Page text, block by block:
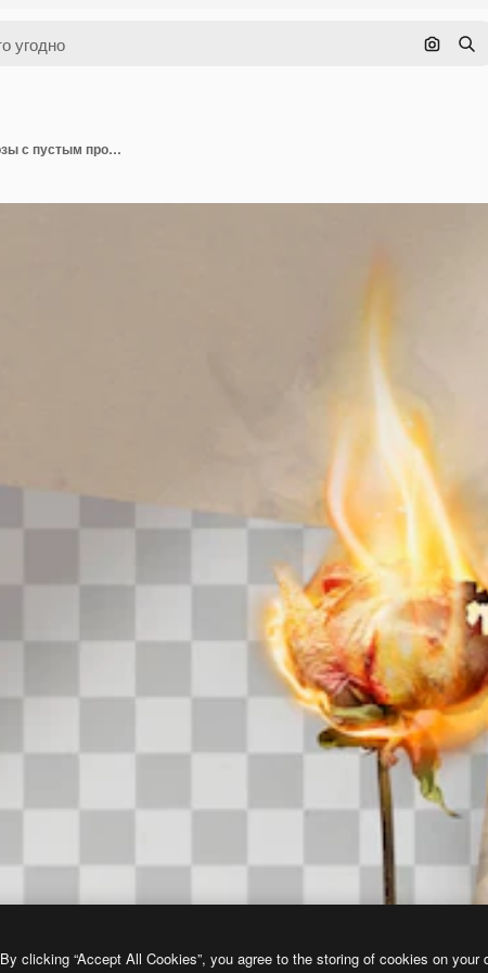
Поиск
Бумажный макет png эстетический ремикс пламенной розы с пустым пространством дизайна
By clicking “Accept All Cookies”, you agree to the storing of cookies on your